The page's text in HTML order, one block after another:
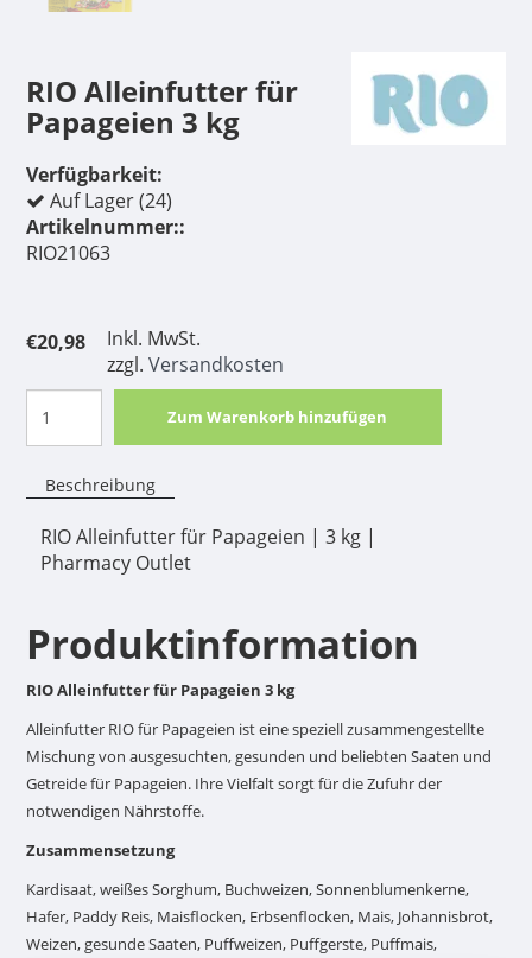
RIO Alleinfutter für
Papageien 3 kg
Verfügbarkeit:
Auf Lager (24)
Artikelnummer::
RIO21063
€20,98
Inkl. MwSt.
zzgl. Versandkosten
Zum Warenkorb hinzufügen
Beschreibung
RIO Alleinfutter für Papageien | 3 kg |
Pharmacy Outlet
Produktinformation
RIO Alleinfutter für Papageien 3 kg
Alleinfutter RIO für Papageien ist eine speziell zusammengestellte
Mischung von ausgesuchten, gesunden und beliebten Saaten und
Getreide für Papageien. Ihre Vielfalt sorgt für die Zufuhr der
notwendigen Nährstoffe.
Zusammensetzung
Kardisaat, weißes Sorghum, Buchweizen, Sonnenblumenkerne,
Hafer, Paddy Reis, Maisflocken, Erbsenflocken, Mais, Johannisbrot,
Weizen, gesunde Saaten, Puffweizen, Puffgerste, Puffmais,